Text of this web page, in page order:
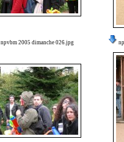
npvbm 2005 dimanche 026.jpg